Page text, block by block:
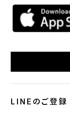
LINEのご登録